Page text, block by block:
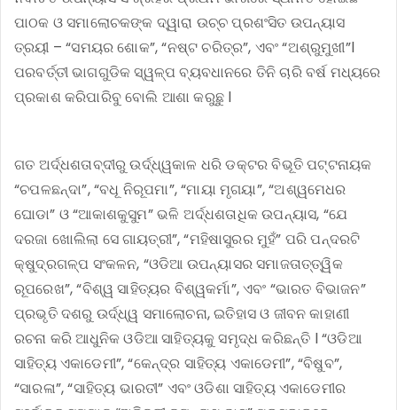
ପାଠକ ଓ ସମାଲୋଚକଙ୍କ ଦ୍ୱାରା ଉଚ୍ଚ ପ୍ରଶଂସିତ ଉପନ୍ୟାସ
ତ୍ରୟୀ – “ସମୟର ଶୋକ”, “ନଷ୍ଟ ଚରିତ୍ର”, ଏବଂ “ଅଶ୍ରୁମୁଖୀ”l
ପରବର୍ତ୍ତୀ ଭାଗଗୁଡିକ ସ୍ୱଳ୍ପ ବ୍ୟବଧାନରେ ତିନି ଚାରି ବର୍ଷ ମଧ୍ୟରେ
ପ୍ରକାଶ କରିପାରିବୁ ବୋଲି ଆଶା କରୁଛୁ l
ଗତ ଅର୍ଦ୍ଧଶତାବ୍ଦୀରୁ ଉର୍ଦ୍ଧ୍ୱକାଳ ଧରି ଡକ୍ଟର ବିଭୂତି ପଟ୍ଟନାୟକ
“ଚପଳଛନ୍ଦା”, “ବଧୂ ନିରୂପମା”, “ମାୟା ମୃଗୟା”, “ଅଶ୍ୱମେଧର
ଘୋଡା” ଓ “ଆକାଶକୁସୁମ” ଭଳି ଅର୍ଦ୍ଧଶତାଧିକ ଉପନ୍ୟାସ, “ଯେ
ଦରଜା ଖୋଲିଲା ସେ ଗାୟତ୍ରୀ”, “ମହିଷାସୁରର ମୁହଁ” ପରି ପନ୍ଦରଟି
କ୍ଷୁଦ୍ରଗଳ୍ପ ସଂକଳନ, “ଓଡିଆ ଉପନ୍ୟାସର ସମାଜତାତ୍ତ୍ୱିକ
ରୂପରେଖ”, “ବିଶ୍ୱ ସାହିତ୍ୟର ବିଶ୍ୱକର୍ମା”, ଏବଂ “ଭାରତ ବିଭାଜନ”
ପ୍ରଭୃତି ଦଶରୁ ଉର୍ଦ୍ଧ୍ୱ ସମାଲୋଚନା, ଇତିହାସ ଓ ଜୀବନ କାହାଣୀ
ରଚନା କରି ଆଧୁନିକ ଓଡିଆ ସାହିତ୍ୟକୁ ସମୃଦ୍ଧ କରିଛନ୍ତି l “ଓଡିଆ
ସାହିତ୍ୟ ଏକାଡେମୀ”, “କେନ୍ଦ୍ର ସାହିତ୍ୟ ଏକାଡେମୀ”, “ବିଷୁବ”,
“ସାରଳା”, “ସାହିତ୍ୟ ଭାରତୀ” ଏବଂ ଓଡିଶା ସାହିତ୍ୟ ଏକାଡେମୀର